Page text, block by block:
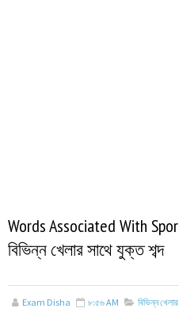
Words Associated With
বিভিন্ন খেলার সাথে যুক্ত শব্দ
Exam Disha ৮:৫৬ AM বিভিন্ন